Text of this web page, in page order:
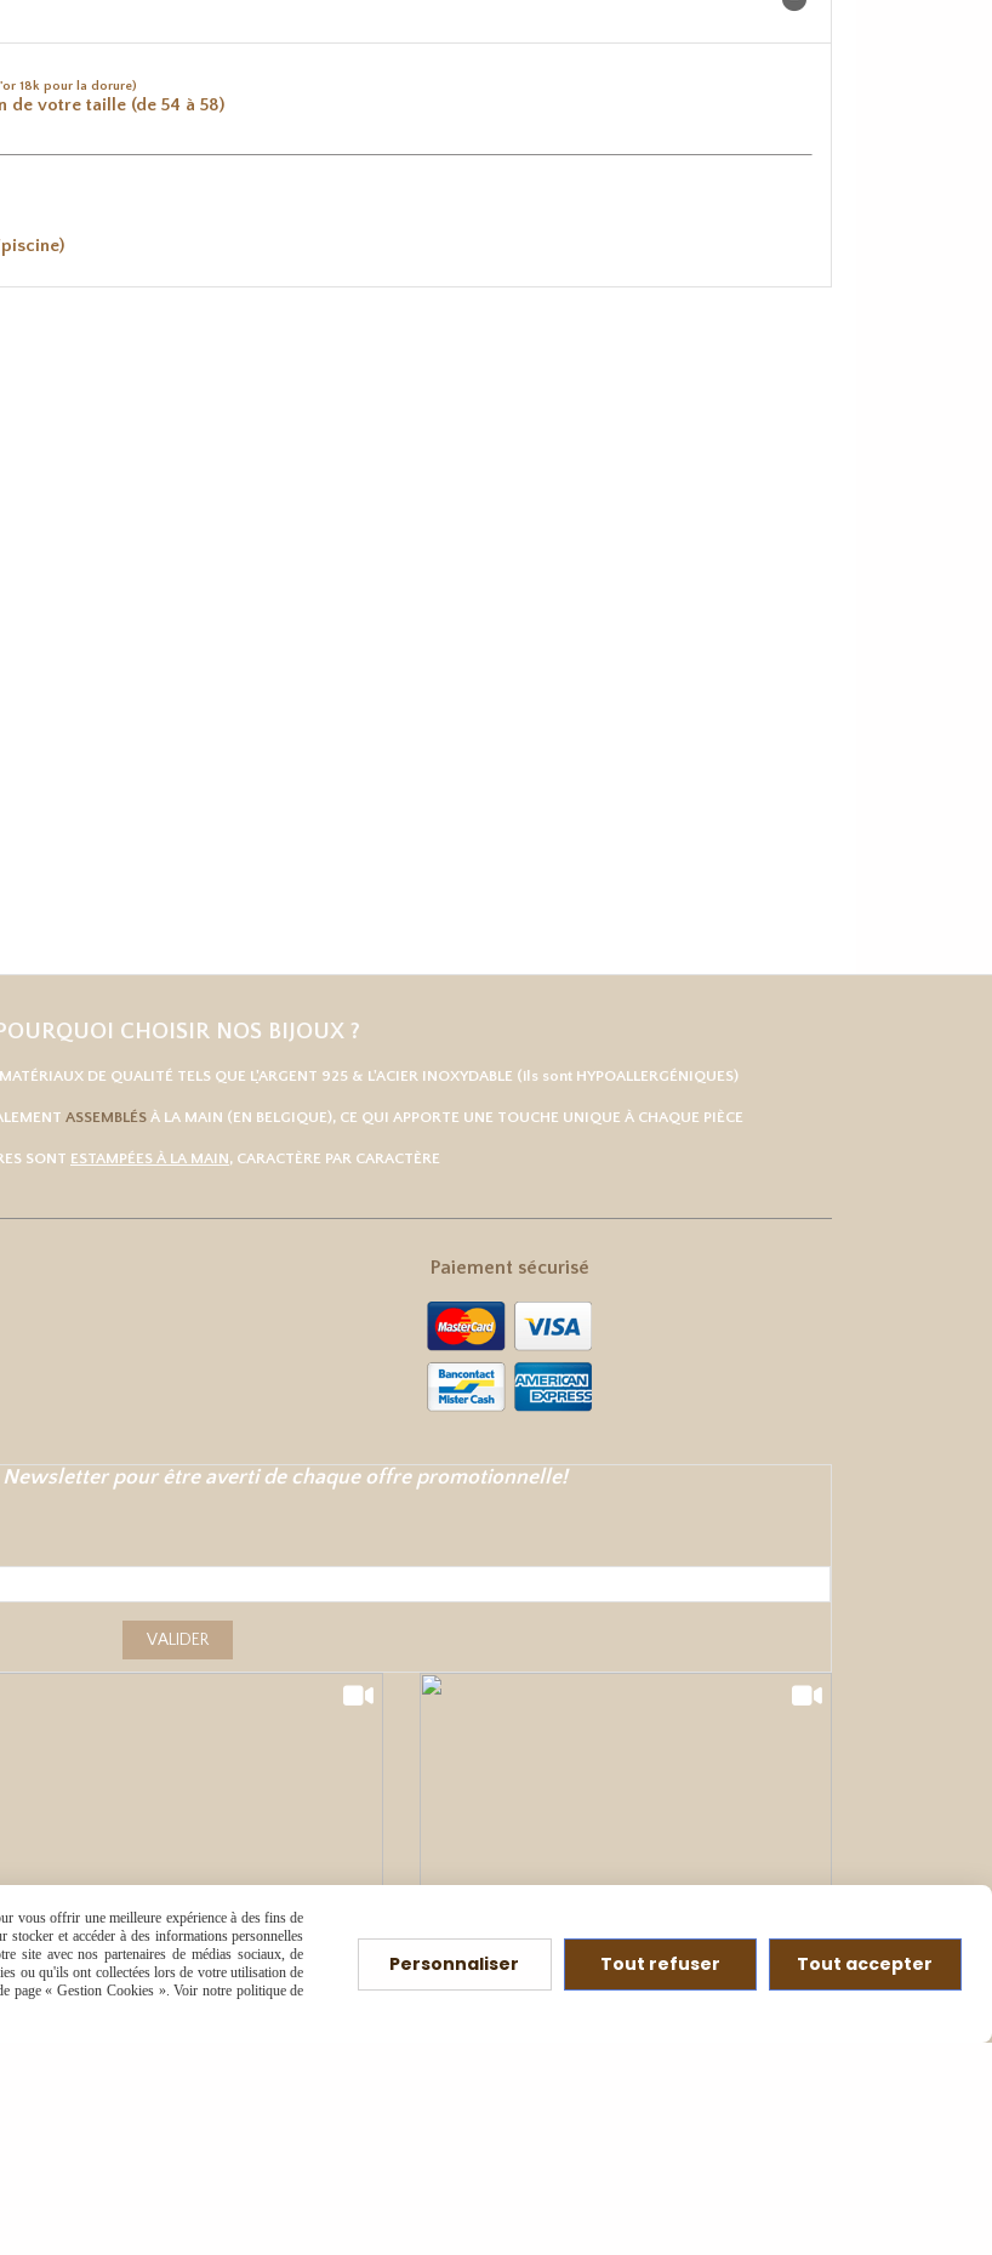
18k pour la dorure)
de votre taille (de 54 à 58)
CHOISIR NOS BIJOUX ?
DE QUALITÉ TELS QUE L'ARGENT 925 & L'ACIER INOXYDABLE (ils sont HYPOALLERGÉNIQUES)
ASSEMBLÉS À LA MAIN (EN BELGIQUE), CE QUI APPORTE UNE TOUCHE UNIQUE À CHAQUE PIÈCE
SONT ESTAMPÉES À LA MAIN, CARACTÈRE PAR CARACTÈRE
Paiement sécurisé
pour être averti de chaque offre promotionnelle!
VALIDER
vous offrir une meilleure expérience à des fins de
stocker et accéder à des informations personnelles
site avec nos partenaires de médias sociaux, de
ou qu'ils ont collectées lors de votre utilisation de
page « Gestion Cookies ». Voir notre politique de
Personnaliser Tout refuser Tout accepter